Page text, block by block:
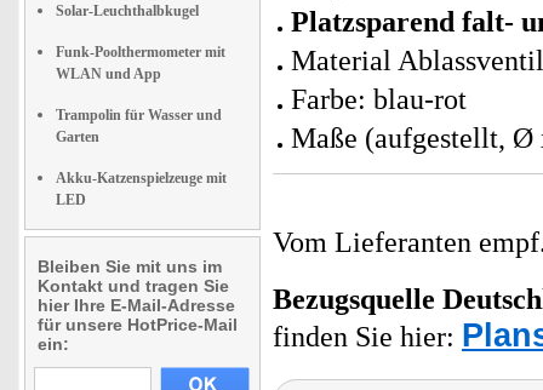
Solar-Leuchthalbkugel
Funk-Poolthermometer mit
WLAN und App
Trampolin für Wasser und
Garten
Akku-Katzenspielzeuge mit
LED
Bleiben Sie mit uns im
Kontakt und tragen Sie
hier Ihre E-Mail-Adresse
für unsere HotPrice-Mail
ein:
Platzsparend falt-
Material
Farbe: blau-rot
Maße (aufgestellt, Ø
Vom Lieferanten
Bezugsquelle
finden Sie hier: